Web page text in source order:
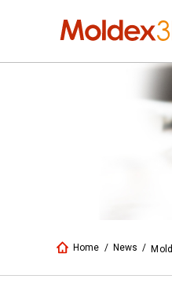
Home / News /